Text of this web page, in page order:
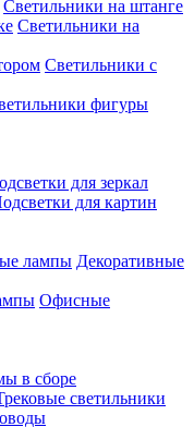
Светильники на штанге
Светильники на
Светильники с
фигуры
для зеркал
для картин
Декоративные
Офисные
в сборе
светильники